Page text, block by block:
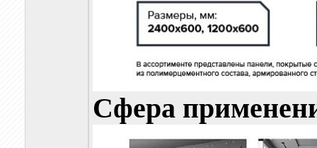
Сфера